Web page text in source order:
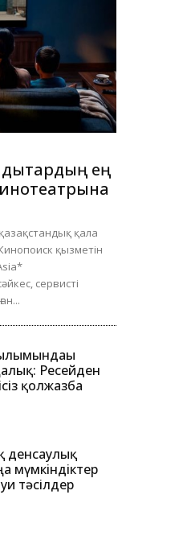
ең
қала
қызметін
сервисті
Ресейден
қолжазба
денсаулық
мүмкіндіктер
тәсілдер